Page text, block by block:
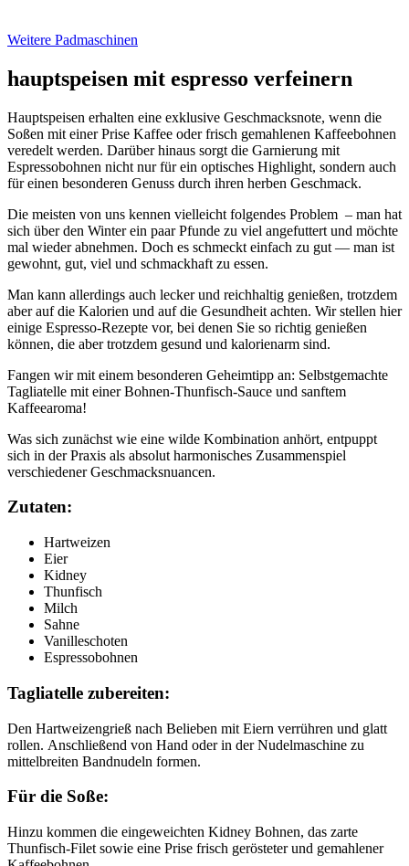
Weitere Padmaschinen
hauptspeisen mit espresso verfeinern
Hauptspeisen erhalten eine exklusive Geschmacksnote, wenn die
Soßen mit einer Prise Kaffee oder frisch gemahlenen Kaffeebohnen
veredelt werden. Darüber hinaus sorgt die Garnierung mit
Espressobohnen nicht nur für ein optisches Highlight, sondern auch
für einen besonderen Genuss durch ihren herben Geschmack.
Die meisten von uns kennen vielleicht folgendes Problem – man hat
sich über den Winter ein paar Pfunde zu viel angefuttert und möchte
mal wieder abnehmen. Doch es schmeckt einfach zu gut — man ist
gewohnt, gut, viel und schmackhaft zu essen.
Man kann allerdings auch lecker und reichhaltig genießen, trotzdem
aber auf die Kalorien und auf die Gesundheit achten. Wir stellen hier
einige Espresso-Rezepte vor, bei denen Sie so richtig genießen
können, die aber trotzdem gesund und kalorienarm sind.
Fangen wir mit einem besonderen Geheimtipp an: Selbstgemachte
Tagliatelle mit einer Bohnen-Thunfisch-Sauce und sanftem
Kaffeearoma!
Was sich zunächst wie eine wilde Kombination anhört, entpuppt
sich in der Praxis als absolut harmonisches Zusammenspiel
verschiedener Geschmacksnuancen.
Zutaten:
Hartweizen
Eier
Kidney
Thunfisch
Milch
Sahne
Vanilleschoten
Espressobohnen
Tagliatelle zubereiten:
Den Hartweizengrieß nach Belieben mit Eiern verrühren und glatt
rollen. Anschließend von Hand oder in der Nudelmaschine zu
mittelbreiten Bandnudeln formen.
Für die Soße:
Hinzu kommen die eingeweichten Kidney Bohnen, das zarte
Thunfisch-Filet sowie eine Prise frisch gerösteter und gemahlener